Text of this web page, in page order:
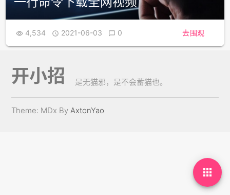
 4,534  2021-06-03  0 去围观

开小招 是无猫邪，是不会蓄猫也。
Theme: MDx ByAxtonYao